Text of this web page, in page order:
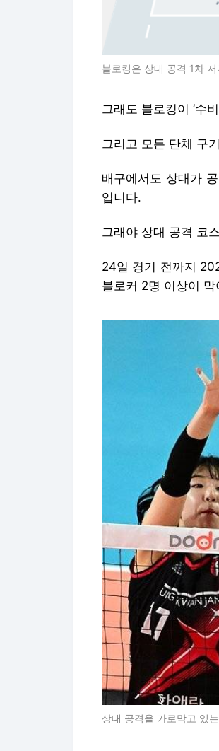
블로킹은 상대 공격 1차 저
그래도 블로킹이 ‘수
그리고 모든 단체 구
배구에서도 상대가
입니다.
그래야 상대 공격 코
24일 경기 전까지
블로커 2명 이상이 막
상대 공격을 가로막고 있